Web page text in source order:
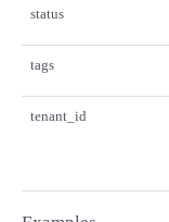
status
tags
tenant_id